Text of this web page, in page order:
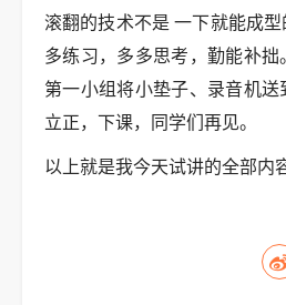
滚翻的技术不是 一下就能成
多练习，多多思考，勤能补拙
第一小组将小垫子、录音机送
立正，下课，同学们再见。
以上就是我今天试讲的全部内